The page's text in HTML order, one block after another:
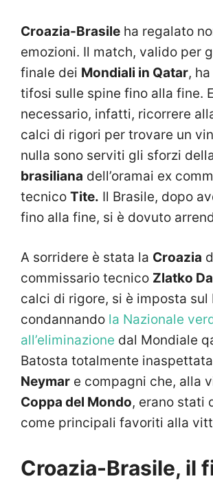
Croazia-Brasile ha regalato
emozioni. Il match, valido per
finale dei Mondiali in Qatar,
tifosi sulle spine fino alla fine.
necessario, infatti, ricorrere
calci di rigori per trovare un
nulla sono serviti gli sforzi
brasiliana dell’oramai ex
tecnico Tite. Il Brasile, dopo
fino alla fine, si è dovuto
A sorridere è stata la Croazia
commissario tecnico Zlatko
calci di rigore, si è imposta sul
condannando la Nazionale
all’eliminazione dal Mondiale
Batosta totalmente
Neymar e compagni che, alla
Coppa del Mondo, erano stati
come principali favoriti alla
Croazia-Brasile, il